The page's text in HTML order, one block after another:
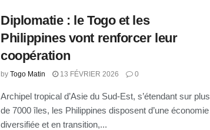
Diplomatie : le Togo et les
Philippines vont renforcer leur
coopération
by Togo Matin 13 FÉVRIER 2026 0
Archipel tropical d’Asie du Sud-Est, s’étendant sur plus
de 7000 îles, les Philippines disposent d’une économie
diversifiée et en transition,...